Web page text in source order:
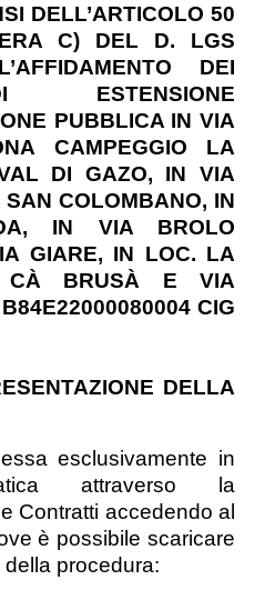
DELL’ARTICOLO 50
C) DEL D. LGS
DEI
PUBBLICA IN VIA
CAMPEGGIO LA
DI GAZO, IN VIA
COLOMBANO, IN
IN VIA BROLO
GIARE, IN LOC. LA
BRUSÀ E VIA
CIG
DELLA
esclusivamente in
attraverso la
Contratti accedendo al
è possibile scaricare
procedura: